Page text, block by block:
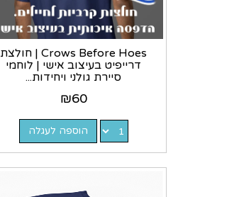
Crows Before Hoes | חולצת
דרייפיט בעיצוב אישי | לוחמי
סיירת גולני ויחידות...
₪60
הוספה לעגלה